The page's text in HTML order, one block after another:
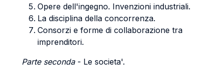
Opere dell'ingegno. Invenzioni industriali.
La disciplina della concorrenza.
Consorzi e forme di collaborazione tra
imprenditori.
Parte seconda- Le societa'.